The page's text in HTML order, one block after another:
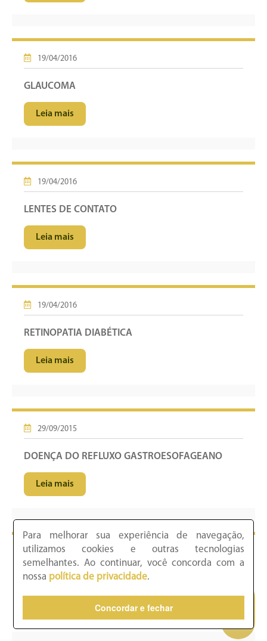
19/04/2016
GLAUCOMA
Leia mais
19/04/2016
LENTES DE CONTATO
Leia mais
19/04/2016
RETINOPATIA DIABÉTICA
Leia mais
29/09/2015
DOENÇA DO REFLUXO GASTROESOFAGEANO
Leia mais
17/09/2015
DESCOLAMENTO DA RETINA
Para melhorar sua experiência de navegação,
utilizamos cookies e outras tecnologias
semelhantes. Ao continuar, você concorda com a
nossa política de privacidade.
Concordar e fechar